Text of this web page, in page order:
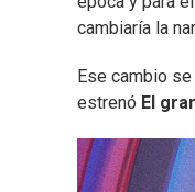
cambiaría la
Ese cambio
estrenó El